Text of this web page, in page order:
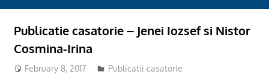
Publicatie casatorie – Jenei Iozsef si Nistor
Cosmina-Irina
February 8, 2017 admsite
Publicatii casatorie